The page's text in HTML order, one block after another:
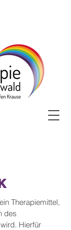
Therapiemittel,
des
Hierfür